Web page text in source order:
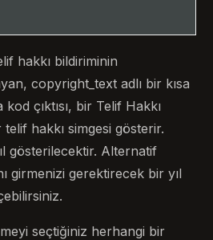
hakkı bildiriminin
copyright_text adlı bir kısa
çıktısı, bir Telif Hakkı
hakkı simgesi gösterir.
gösterilecektir. Alternatif
girmenizi gerektirecek bir yıl
seçtiğiniz herhangi bir